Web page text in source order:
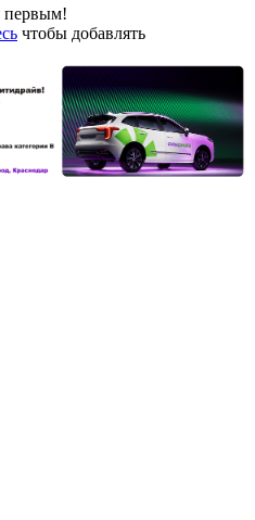
первым!
чтобы добавлять